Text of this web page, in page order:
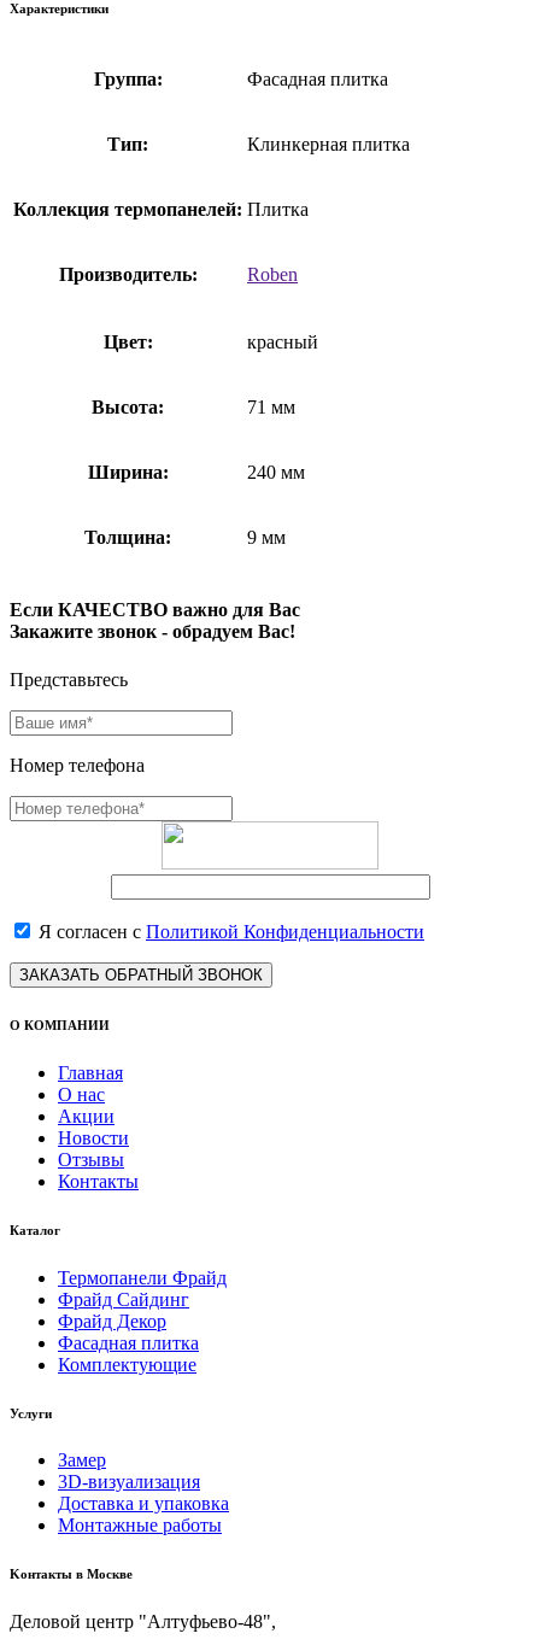
Характеристики
Группа: Фасадная плитка
Тип: Клинкерная плитка
Коллекция термопанелей: Плитка
Производитель: Roben
Цвет: красный
Высота: 71 мм
Ширина: 240 мм
Толщина: 9 мм
Если КАЧЕСТВО важно для Вас
Закажите звонок - обрадуем Вас!
Представьтесь
Номер телефона
Я согласен с Политикой Конфиденциальности
ЗАКАЗАТЬ ОБРАТНЫЙ ЗВОНОК
О КОМПАНИИ
Главная
О нас
Акции
Новости
Отзывы
Контакты
Каталог
Термопанели Фрайд
Фрайд Сайдинг
Фрайд Декор
Фасадная плитка
Комплектующие
Услуги
Замер
3D-визуализация
Доставка и упаковка
Монтажные работы
Kонтакты в Москве
Деловой центр "Алтуфьево-48",